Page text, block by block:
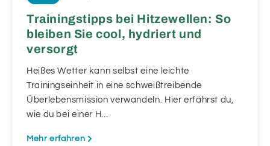
Trainingstipps bei Hitzewellen: So
bleiben Sie cool, hydriert und
versorgt
Heißes Wetter kann selbst eine leichte
Trainingseinheit in eine schweißtreibende
Überlebensmission verwandeln. Hier erfährst du,
wie du bei einer H...
Mehr erfahren